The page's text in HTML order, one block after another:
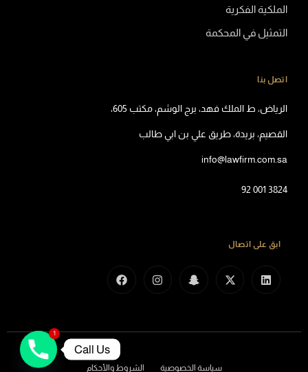
الملكية الفكرية
التمثيل في المحكمة
اتصل بنا
الرياض، ط الملك فهد، برج الوشم، مكتب 605،
القصيم، بريدة، طريق علي بن ابي طالب
info@lawfirm.com.sa
92 001 3824
ابق على اتصال
سياسة الخصوصية الشروط والأحكام
1
Call Us